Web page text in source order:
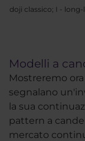
doji classico; I -
Modelli a
Mostreremo
segnalano
la sua
pattern a
mercato